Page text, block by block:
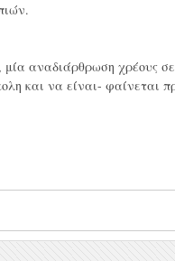
μία αναδιάρθρωση χρέους
και να είναι- φαίνεται